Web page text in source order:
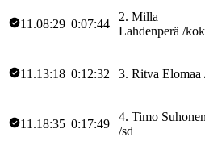
11.08:29 0:07:44
2. Milla
Lahdenperä /kok
11.13:18 0:12:32 3. Ritva Elomaa
11.18:35 0:17:49
4. Timo
/sd